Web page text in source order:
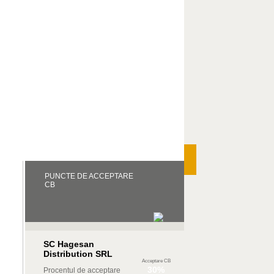
PUNCTE DE ACCEPTARE
CB
Acceptare CB
SC Hagesan
Distribution SRL
Procentul de acceptare